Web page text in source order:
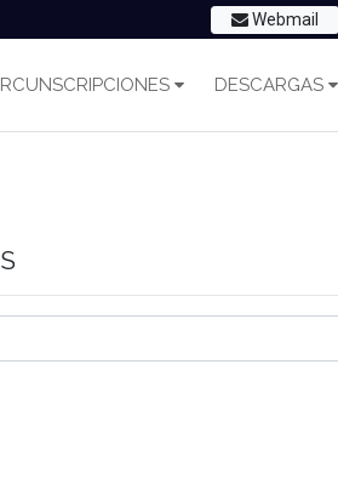
Webmail
DESCARGAS